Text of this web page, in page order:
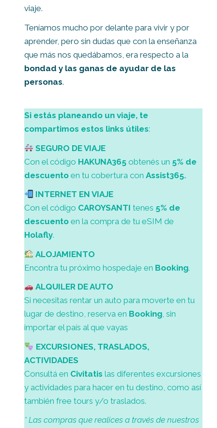
viaje.
Teníamos mucho por delante para vivir y por
aprender, pero sin dudas que con la enseñanza
que más nos quedábamos, era respecto a la
bondad y las ganas de ayudar de las
personas.
Si estás planeando un viaje, te
compartimos estos links útiles:
SEGURO DE VIAJE
Con el código HAKUNA365 obtenés un 5% de
descuento en tu cobertura con Assist365.
INTERNET EN VIAJE
Con el código CAROYSANTI tenes 5% de
descuento en la compra de tu eSIM de
Holafly.
ALOJAMIENTO
Encontra tu próximo hospedaje en Booking.
ALQUILER DE AUTO
Si necesitas rentar un auto para moverte en tu
lugar de destino, reserva en Booking, sin
importar el país al que vayas
EXCURSIONES, TRASLADOS,
ACTIVIDADES
Consultá en Civitatis las diferentes excursiones
y actividades para hacer en tu destino, como así
también free tours y/o traslados.
* Las compras que realices a través de nuestros